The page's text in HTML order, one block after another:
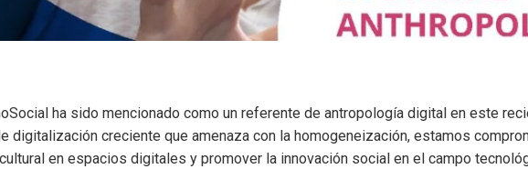
ha sido mencionado como un referente de antropología digital en este
digitalización creciente que amenaza con la homogeneización, estamos
en espacios digitales y promover la innovación social en el campo